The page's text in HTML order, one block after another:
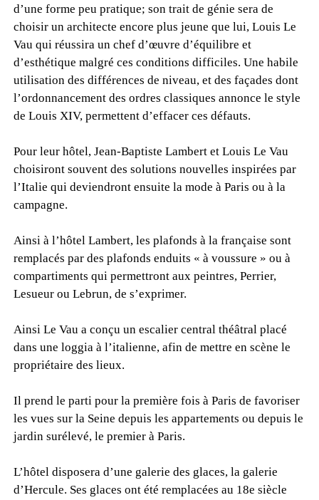
d’une forme peu pratique; son trait de génie sera de
choisir un architecte encore plus jeune que lui, Louis Le
Vau qui réussira un chef d’œuvre d’équilibre et
d’esthétique malgré ces conditions difficiles. Une habile
utilisation des différences de niveau, et des façades dont
l’ordonnancement des ordres classiques annonce le style
de Louis XIV, permettent d’effacer ces défauts.
Pour leur hôtel, Jean-Baptiste Lambert et Louis Le Vau
choisiront souvent des solutions nouvelles inspirées par
l’Italie qui deviendront ensuite la mode à Paris ou à la
campagne.
Ainsi à l’hôtel Lambert, les plafonds à la française sont
remplacés par des plafonds enduits « à voussure » ou à
compartiments qui permettront aux peintres, Perrier,
Lesueur ou Lebrun, de s’exprimer.
Ainsi Le Vau a conçu un escalier central théâtral placé
dans une loggia à l’italienne, afin de mettre en scène le
propriétaire des lieux.
Il prend le parti pour la première fois à Paris de favoriser
les vues sur la Seine depuis les appartements ou depuis le
jardin surélevé, le premier à Paris.
L’hôtel disposera d’une galerie des glaces, la galerie
d’Hercule. Ses glaces ont été remplacées au 18e siècle